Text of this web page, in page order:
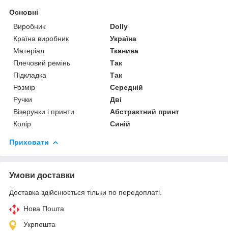
Основні
Виробник
Dolly
Країна виробник
Україна
Матеріал
Тканина
Плечовий ремінь
Так
Підкладка
Так
Розмір
Середній
Ручки
Дві
Візерунки і принти
Абстрактний принт
Колір
Синій
Приховати
Умови доставки
Доставка здійснюється тільки по передоплаті.
Нова Пошта
Укрпошта